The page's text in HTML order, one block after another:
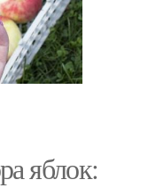
яблок: